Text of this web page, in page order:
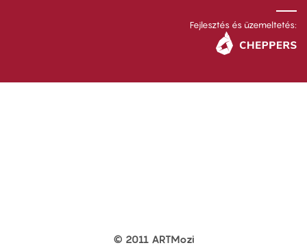
Fejlesztés és üzemeltetés:
© 2011 ARTMozi